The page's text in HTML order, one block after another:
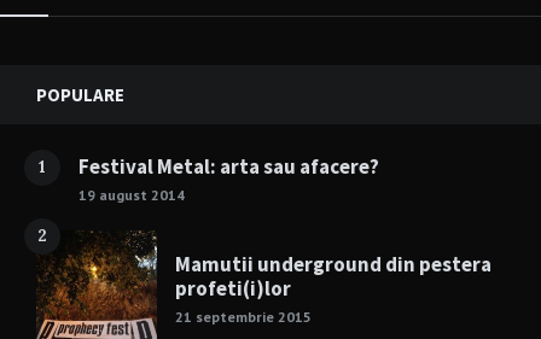
Widgets
POPULARE
1 Festival Metal: arta sau afacere?
19 august 2014
2
Mamutii underground din pestera
profeti(i)lor
21 septembrie 2015